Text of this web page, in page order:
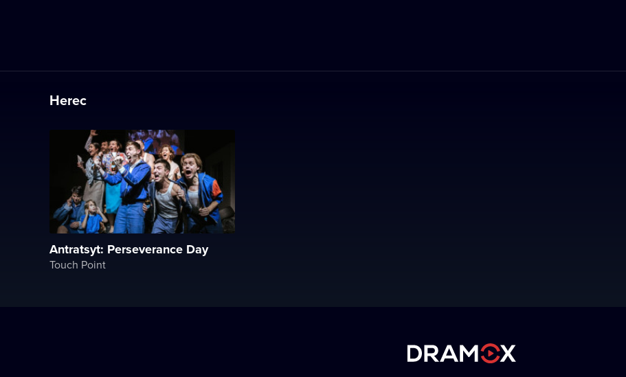
Herec
Antratsyt: Perseverance Day
Touch Point